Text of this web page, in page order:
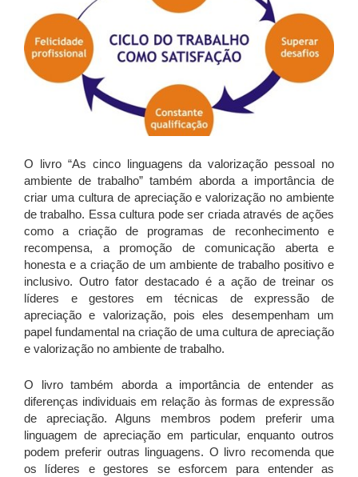
O livro “As cinco linguagens da valorização pessoal no
ambiente de trabalho” também aborda a importância de
criar uma cultura de apreciação e valorização no ambiente
de trabalho. Essa cultura pode ser criada através de ações
como a criação de programas de reconhecimento e
recompensa, a promoção de comunicação aberta e
honesta e a criação de um ambiente de trabalho positivo e
inclusivo. Outro fator destacado é a ação de treinar os
líderes e gestores em técnicas de expressão de
apreciação e valorização, pois eles desempenham um
papel fundamental na criação de uma cultura de apreciação
e valorização no ambiente de trabalho.
O livro também aborda a importância de entender as
diferenças individuais em relação às formas de expressão
de apreciação. Alguns membros podem preferir uma
linguagem de apreciação em particular, enquanto outros
podem preferir outras linguagens. O livro recomenda que
os líderes e gestores se esforcem para entender as